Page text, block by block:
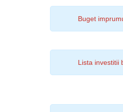
Buget
Lista investitii